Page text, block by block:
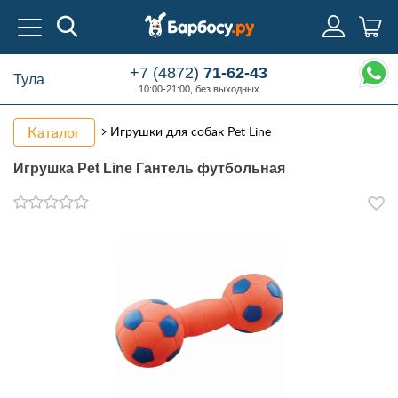
Тула +7 (4872)71-62-43
10:00-21:00, без выходных
Каталог Игрушки для собак Pet Line
Игрушка Pet Line Гантель футбольная